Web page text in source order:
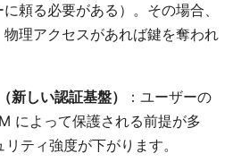
頼る必要がある）。その場合、
理アクセスがあれば鍵を奪われ
しい認証基盤）
：ユーザーの
によって保護される前提が多
ティ強度が下がります。